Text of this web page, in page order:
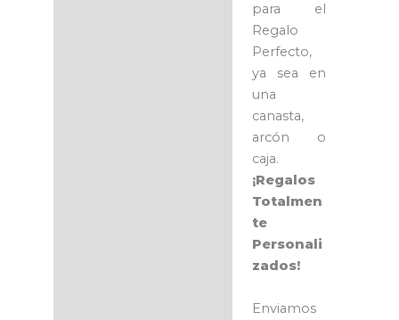
para el
Regalo
Perfecto,
ya sea en
una
canasta,
arcón o
caja.
¡Regalos
Totalmen
te
Personali
zados!
Enviamos